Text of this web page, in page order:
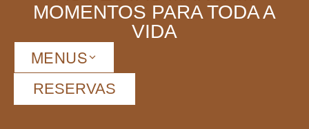
MOMENTOS PARA TODA A
VIDA
MENUS
RESERVAS